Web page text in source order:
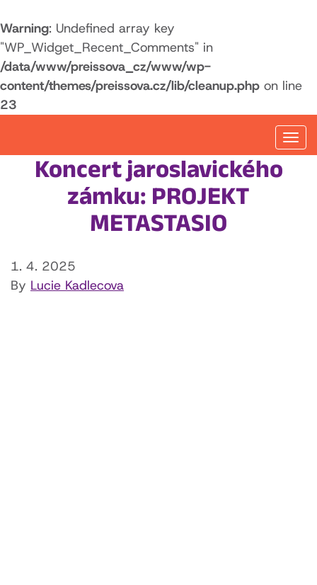
Warning: Undefined array key
"WP_Widget_Recent_Comments" in
/data/www/preissova_cz/www/wp-
content/themes/preissova.cz/lib/cleanup.php on line
23
Koncert jaroslavického
zámku: PROJEKT
METASTASIO
1. 4. 2025
By Lucie Kadlecova